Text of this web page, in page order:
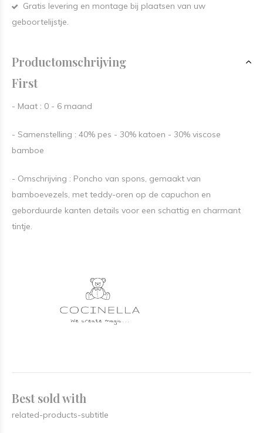
Gratis levering en montage bij plaatsen van uw
geboortelijstje.
Productomschrijving
First
- Maat : 0 - 6 maand
- Samenstelling : 40% pes - 30% katoen - 30% viscose
bamboe
- Omschrijving : Poncho van spons, gemaakt van
bamboevezels, met teddy-oren op de capuchon en
geborduurde kanten details voor een schattig en charmant
tintje.
Best sold with
related-products-subtitle
Onze nieuwe actie in de winkel !